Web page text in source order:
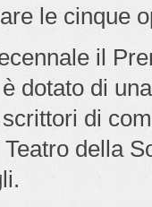
le cinque
il
dotato di
di
della